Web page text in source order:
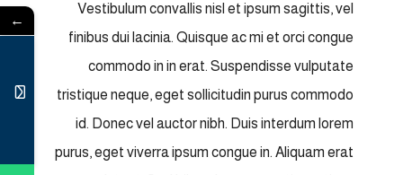
Vestibulum convallis nisl et ipsum sagittis, vel
finibus dui lacinia. Quisque ac mi et orci congue
commodo in in erat. Suspendisse vulputate
tristique neque, eget sollicitudin purus commodo
id. Donec vel auctor nibh. Duis interdum lorem
purus, eget viverra ipsum congue in. Aliquam erat
←